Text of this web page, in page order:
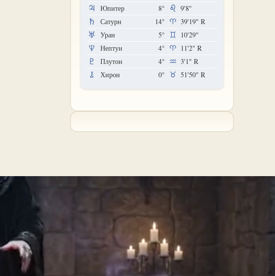
Юпитер
8°
9'8"
Сатурн
14° 39'19" R
Уран
5°
10'29"
Нептун
4° 11'2" R
Плутон
4° 3'1" R
Хирон
0° 51'50" R